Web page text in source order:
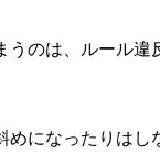
のは、ルール違
になったりはし